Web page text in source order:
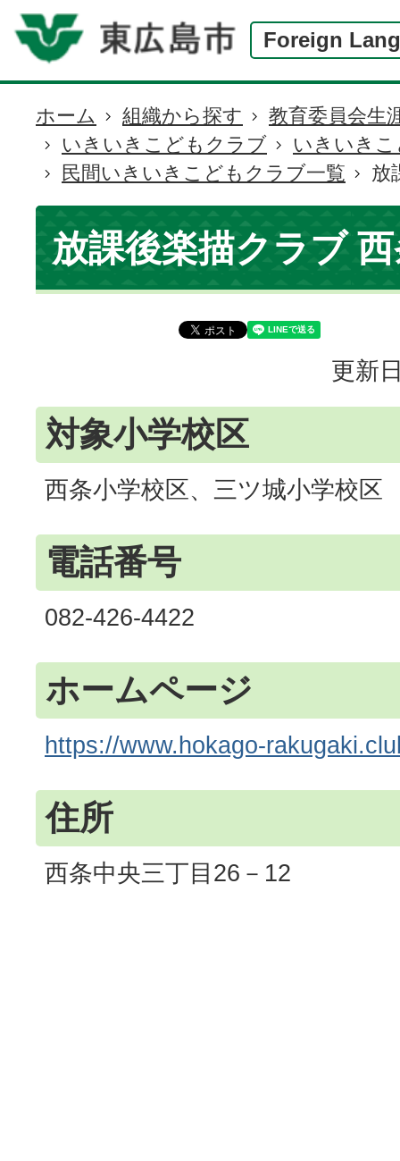
Foreign
現
在
の
位
置
ホーム 組織から探す
教育委員会生
いきいきこどもクラブ
いきいき
民間いきいきこどもクラブ一覧
放
放課後楽描クラブ
更新
対象小学校区
西条小学校区、三ツ城小学校区
電話番号
082-426-4422
ホームページ
https://www.hokago-
住所
西条中央三丁目26－12